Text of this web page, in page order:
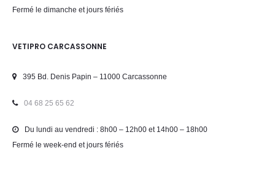
Fermé le dimanche et jours fériés
VETIPRO CARCASSONNE
395 Bd. Denis Papin – 11000 Carcassonne
04 68 25 65 62
Du lundi au vendredi : 8h00 – 12h00 et 14h00 – 18h00
Fermé le week-end et jours fériés